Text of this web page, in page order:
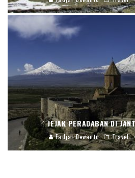
JEJAK PERADABAN DI
Fadjar Dewanto Travel